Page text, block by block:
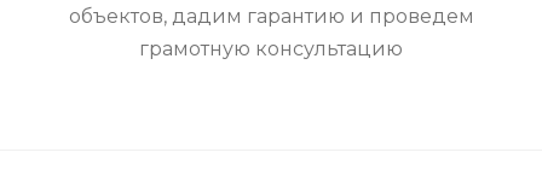
объектов, дадим гарантию и проведем
грамотную консультацию